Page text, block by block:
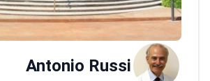
Antonio Russi